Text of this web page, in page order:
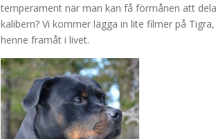
temperament när man kan få förmånen att
kalibern? Vi kommer lägga in lite filmer på
henne framåt i livet.